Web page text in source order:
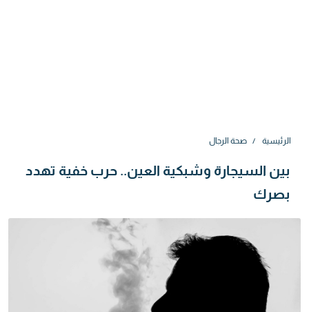
الرئيسية صحة الرجال
بين السيجارة وشبكية العين.. حرب خفية تهدد
بصرك